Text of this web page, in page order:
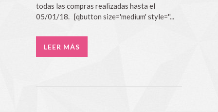
todas las compras realizadas hasta el
05/01/18. [qbutton size='medium' style=''...
LEER MÁS